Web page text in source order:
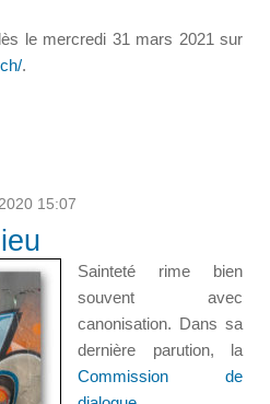
le mercredi 31 mars 2021 sur
.
15:07
Sainteté rime bien
souvent avec
canonisation. Dans sa
dernière parution, la
Commission de